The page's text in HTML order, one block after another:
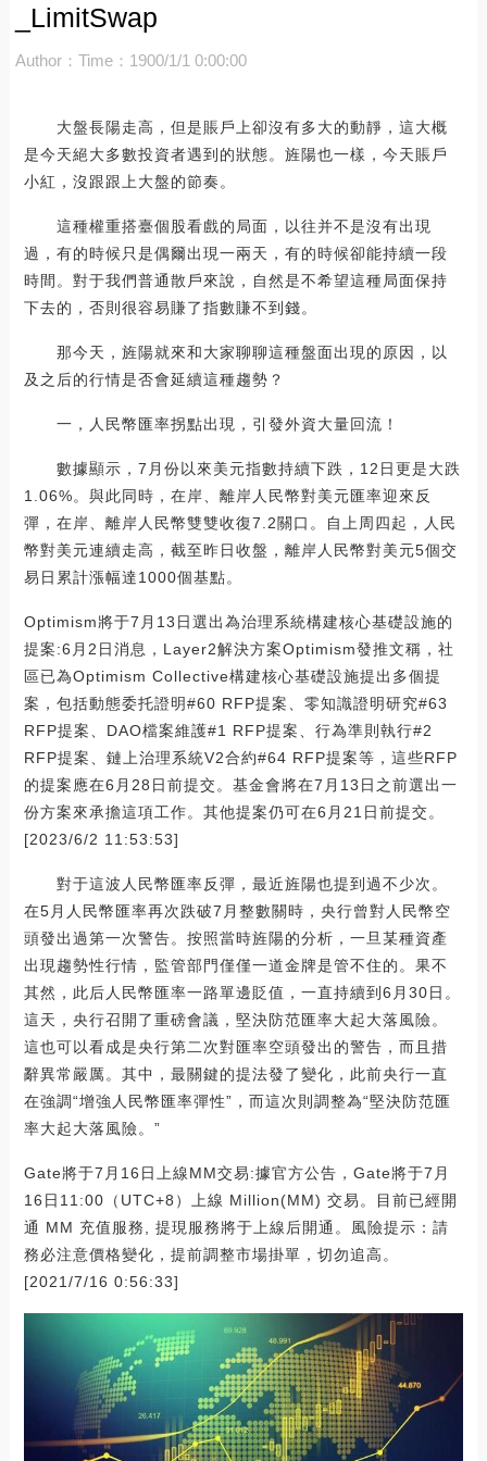
_LimitSwap
Author： Time：1900/1/1 0:00:00
大盤長陽走高，但是賬戶上卻沒有多大的動靜，這大概
是今天絕大多數投資者遇到的狀態。旌陽也一樣，今天賬戶
小紅，沒跟跟上大盤的節奏。
這種權重搭臺個股看戲的局面，以往并不是沒有出現
過，有的時候只是偶爾出現一兩天，有的時候卻能持續一段
時間。對于我們普通散戶來說，自然是不希望這種局面保持
下去的，否則很容易賺了指數賺不到錢。
那今天，旌陽就來和大家聊聊這種盤面出現的原因，以
及之后的行情是否會延續這種趨勢？
一，人民幣匯率拐點出現，引發外資大量回流！
數據顯示，7月份以來美元指數持續下跌，12日更是大跌
1.06%。與此同時，在岸、離岸人民幣對美元匯率迎來反
彈，在岸、離岸人民幣雙雙收復7.2關口。自上周四起，人民
幣對美元連續走高，截至昨日收盤，離岸人民幣對美元5個交
易日累計漲幅達1000個基點。
Optimism將于7月13日選出為治理系統構建核心基礎設施的
提案:6月2日消息，Layer2解決方案Optimism發推文稱，社
區已為Optimism Collective構建核心基礎設施提出多個提
案，包括動態委托證明#60 RFP提案、零知識證明研究#63
RFP提案、DAO檔案維護#1 RFP提案、行為準則執行#2
RFP提案、鏈上治理系統V2合約#64 RFP提案等，這些RFP
的提案應在6月28日前提交。基金會將在7月13日之前選出一
份方案來承擔這項工作。其他提案仍可在6月21日前提交。
[2023/6/2 11:53:53]
對于這波人民幣匯率反彈，最近旌陽也提到過不少次。
在5月人民幣匯率再次跌破7月整數關時，央行曾對人民幣空
頭發出過第一次警告。按照當時旌陽的分析，一旦某種資產
出現趨勢性行情，監管部門僅僅一道金牌是管不住的。果不
其然，此后人民幣匯率一路單邊貶值，一直持續到6月30日。
這天，央行召開了重磅會議，堅決防范匯率大起大落風險。
這也可以看成是央行第二次對匯率空頭發出的警告，而且措
辭異常嚴厲。其中，最關鍵的提法發了變化，此前央行一直
在強調“增強人民幣匯率彈性”，而這次則調整為“堅決防范匯
率大起大落風險。”
Gate將于7月16日上線MM交易:據官方公告，Gate將于7月
16日11:00（UTC+8）上線 Million(MM) 交易。目前已經開
通 MM 充值服務, 提現服務將于上線后開通。風險提示：請
務必注意價格變化，提前調整市場掛單，切勿追高。
[2021/7/16 0:56:33]